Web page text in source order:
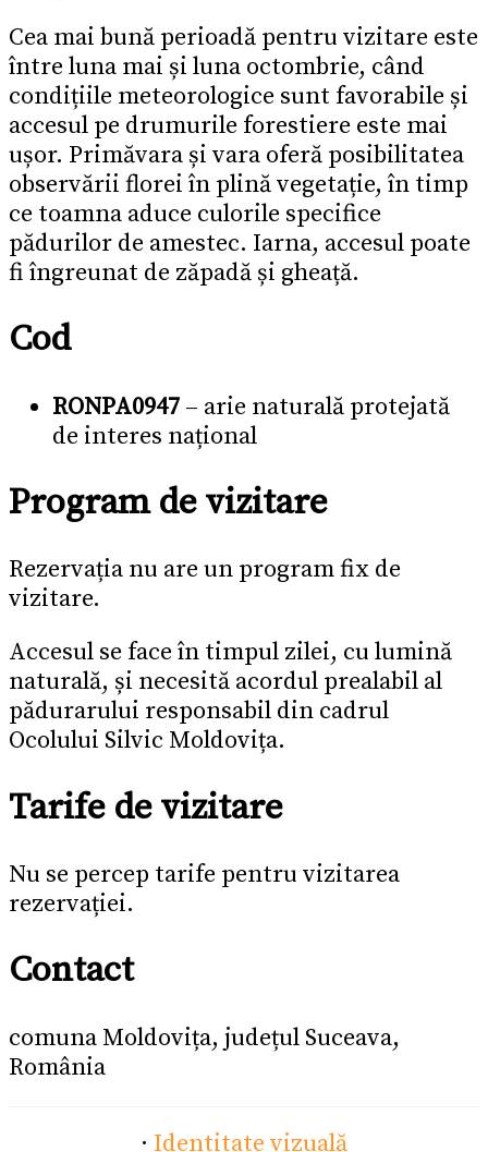
Cea mai bună perioadă pentru vizitare este
între luna mai și luna octombrie, când
condițiile meteorologice sunt favorabile și
accesul pe drumurile forestiere este mai
ușor. Primăvara și vara oferă posibilitatea
observării florei în plină vegetație, în timp
ce toamna aduce culorile specifice
pădurilor de amestec. Iarna, accesul poate
fi îngreunat de zăpadă și gheață.
Cod
RONPA0947 – arie naturală protejată
de interes național
Program de vizitare
Rezervația nu are un program fix de
vizitare.
Accesul se face în timpul zilei, cu lumină
naturală, și necesită acordul prealabil al
pădurarului responsabil din cadrul
Ocolului Silvic Moldovița.
Tarife de vizitare
Nu se percep tarife pentru vizitarea
rezervației.
Contact
comuna Moldovița, județul Suceava,
România
· Identitate vizuală